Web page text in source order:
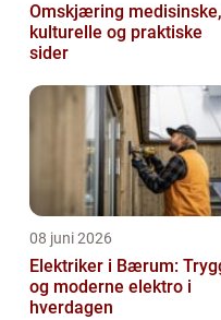
Omskjæring medisinske,
kulturelle og praktiske
sider
08 juni 2026
Elektriker i Bærum:
og moderne elektro i
hverdagen